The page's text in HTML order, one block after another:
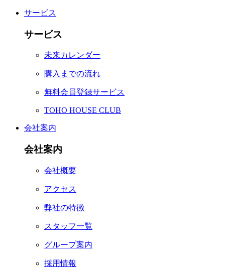
サービス
サービス
未来カレンダー
購入までの流れ
無料会員登録サービス
TOHO HOUSE CLUB
会社案内
会社案内
会社概要
アクセス
弊社の特徴
スタッフ一覧
グループ案内
採用情報